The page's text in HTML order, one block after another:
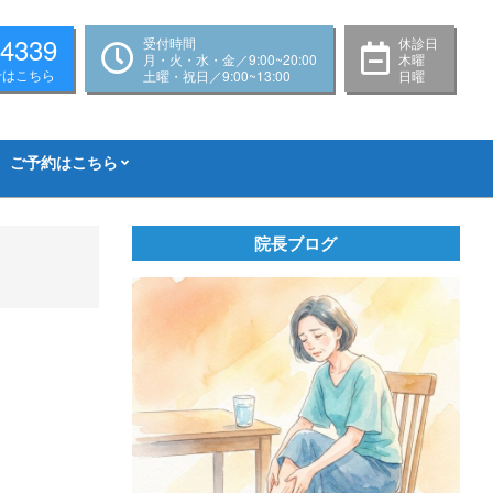
こちら
受付時間
月・火・水・金／9:00~20:00
土曜・祝日／9:00~13:00
休診日
木曜
日曜
ご予約はこちら
院長ブログ